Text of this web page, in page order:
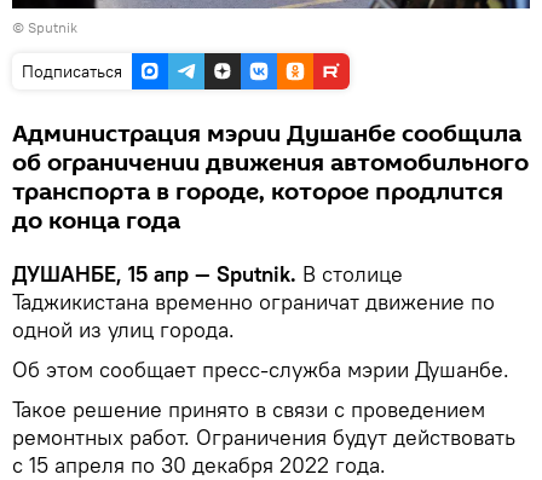
© Sputnik
Подписаться
Администрация мэрии Душанбе сообщила
об ограничении движения автомобильного
транспорта в городе, которое продлится
до конца года
ДУШАНБЕ, 15 апр — Sputnik. В столице
Таджикистана временно ограничат движение по
одной из улиц города.
Об этом сообщает пресс-служба мэрии Душанбе.
Такое решение принято в связи с проведением
ремонтных работ. Ограничения будут действовать
с 15 апреля по 30 декабря 2022 года.